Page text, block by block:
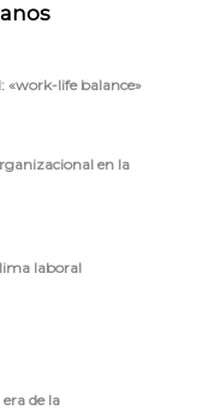
«work-life balance»
en la
laboral
de la